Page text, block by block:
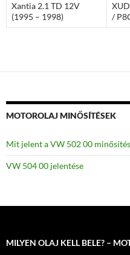
Xantia 2.1 TD 12V
(1995 – 1998)
/
MOTOROLAJ MINŐSÍTÉSEK
Mit jelent a VW 502 00
VW 504 00 jelentése
MILYEN OLAJ KELL BELE? –